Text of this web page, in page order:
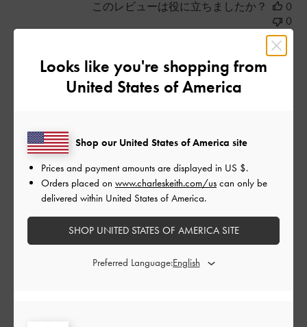
このレビューは役に立ちましたか？
0
0
ご利用者様
お店に入ってまず目に入ったのがこの商品でした。色がとても
お洒落で他の商品も見て回りましたが最終的にこの商品にしま
した。持ち物が多い人なのであまり内容量が多くないところは
その他（シューズ以外） |カラー: ブラウン系
2024-03-31
Looks like you're shopping from
United States of America
Shop our United States of America site
Prices and payment amounts are displayed in US $.
Orders placed on www.charleskeith.com/us can only be
delivered within United States of America.
SHOP UNITED STATES OF AMERICA SITE
Preferred Language: